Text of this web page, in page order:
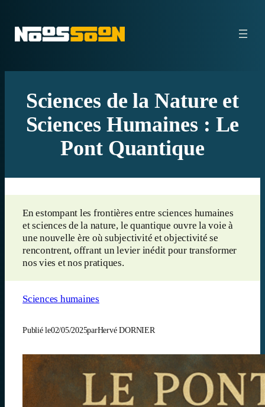
contenu
Sciences de la Nature et
Sciences Humaines : Le
Pont Quantique
En estompant les frontières entre sciences humaines
et sciences de la nature, le quantique ouvre la voie à
une nouvelle ère où subjectivité et objectivité se
rencontrent, offrant un levier inédit pour transformer
nos vies et nos pratiques.
Sciences humaines
Publié le02/05/2025parHervé DORNIER